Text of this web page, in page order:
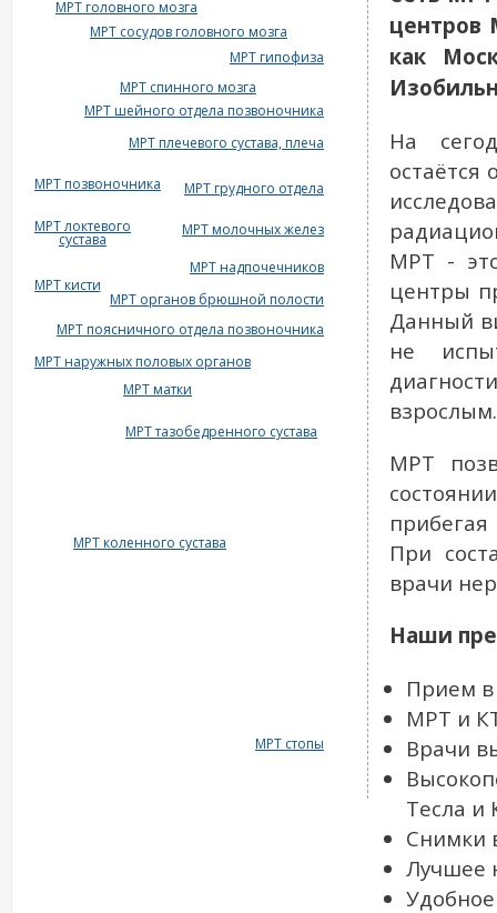
МРТ головного мозга
МРТ сосудов головного мозга
МРТ гипофиза
МРТ шейного отдела позвоночника
МРТ плечевого сустава, плеча
МРТ позвоночника
МРТ грудного отдела
МРТ локтевого
сустава
МРТ молочных желез
МРТ надпочечников
МРТ кисти
МРТ органов брюшной полости
МРТ поясничного отдела позвоночника
МРТ наружных половых органов
МРТ тазобедренного сустава
МРТ матки
МРТ спинного мозга
МРТ коленного сустава
МРТ стопы
центров
как
На
МРТ -
центры
Данный
не
взрослым.
МРТ
При
врачи
Наши
Прием
МРТ и
Врачи
Тесла и
Снимки
Лучшее